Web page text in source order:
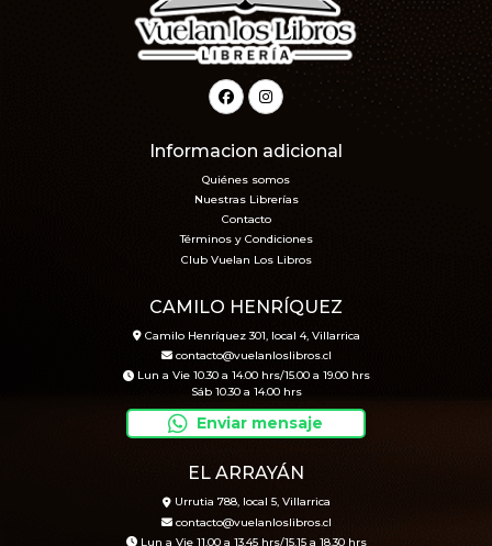
Informacion adicional
Quiénes somos
Nuestras Librerías
Contacto
Términos y Condiciones
Club Vuelan Los Libros
CAMILO HENRÍQUEZ
Camilo Henríquez 301, local 4, Villarrica
contacto@vuelanloslibros.cl
Lun a Vie 10.30 a 14.00 hrs/15.00 a 19.00 hrs
Sáb 10.30 a 14.00 hrs
Enviar mensaje
EL ARRAYÁN
Urrutia 788, local 5, Villarrica
contacto@vuelanloslibros.cl
Lun a Vie 11.00 a 13.45 hrs/15.15 a 18.30 hrs